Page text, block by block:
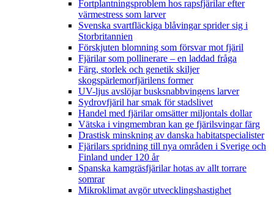
Fortplantningsproblem hos rapsfjärilar efter
värmestress som larver
Svenska svartfläckiga blåvingar sprider sig i
Storbritannien
Förskjuten blomning som försvar mot fjäril
Fjärilar som pollinerare – en laddad fråga
Färg, storlek och genetik skiljer
skogspärlemorfjärilens former
UV-ljus avslöjar busksnabbvingens larver
Sydrovfjäril har smak för stadslivet
Handel med fjärilar omsätter miljontals dollar
Vätska i vingmembran kan ge fjärilsvingar färg
Drastisk minskning av danska habitatspecialister
Fjärilars spridning till nya områden i Sverige och
Finland under 120 år
Spanska kamgräsfjärilar hotas av allt torrare
somrar
Mikroklimat avgör utvecklingshastighet